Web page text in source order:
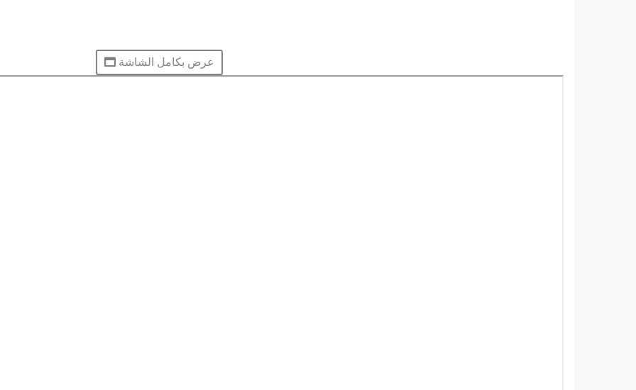
عرض بكامل الشاشة